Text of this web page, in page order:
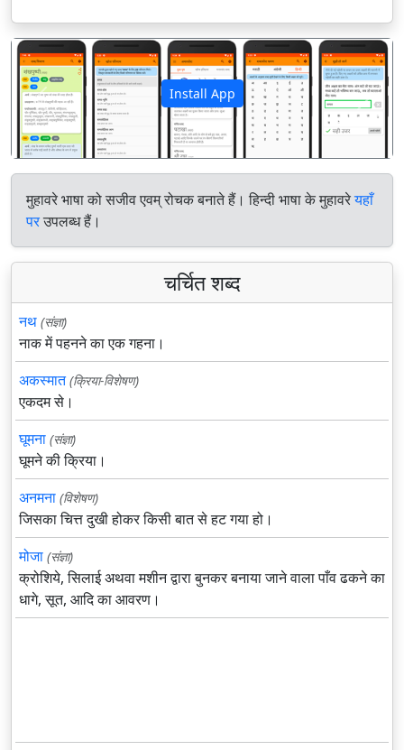
Install App
पिछला अगला
मुहावरे भाषा को सजीव एवम् रोचक बनाते हैं। हिन्दी भाषा के मुहावरेयहाँ
परउपलब्ध हैं।
चर्चित शब्द
नथ (संज्ञा)
नाक में पहनने का एक गहना।
अकस्मात (क्रिया-विशेषण)
एकदम से।
घूमना (संज्ञा)
घूमने की क्रिया।
अनमना (विशेषण)
जिसका चित्त दुखी होकर किसी बात से हट गया हो।
मोजा (संज्ञा)
क्रोशिये, सिलाई अथवा मशीन द्वारा बुनकर बनाया जाने वाला पाँव ढकने का
धागे, सूत, आदि का आवरण।